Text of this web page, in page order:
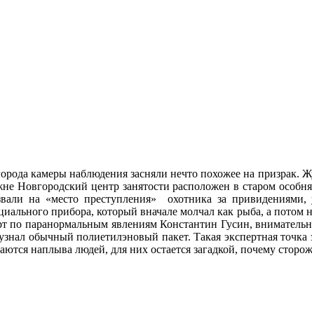
камеры наблюдения засняли нечто похожее на призрак.
центр занятости расположен в старом
на «место преступления» охотника за
прибора, который вначале молчал как рыба, а потом
по паранормальным явлениям Константин Гусин,
обычный полиетилэновый пакет. Такая экспертная точка
наплыва людей, для них остается загадкой, почему